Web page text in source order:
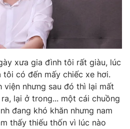
Infographic
Shorts video
VTV Thể thao
Bất động sản
xưa gia đình tôi rất giàu, lúc
tôi có đến mấy chiếc xe hơi.
nhưng sau đó thì lại mất
lại ở trong... một cái chuồng
đang khó khăn nhưng nam
thấy thiếu thốn vì lúc nào